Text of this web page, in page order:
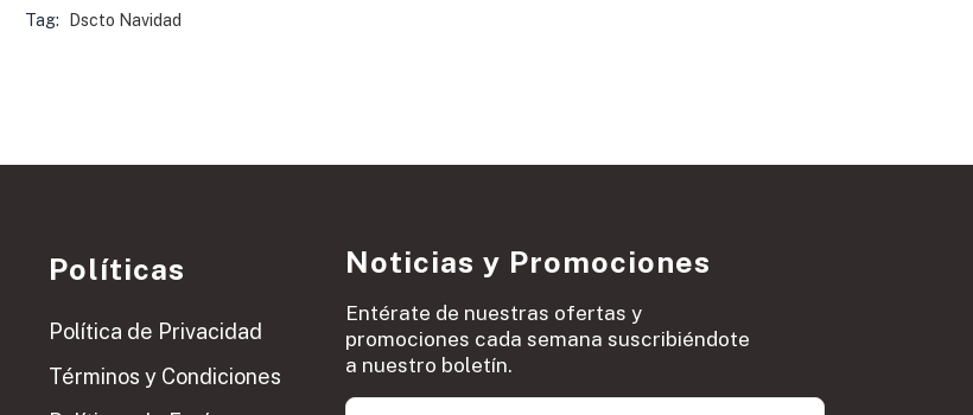
Tag:
Dscto Navidad
Políticas
Política de Privacidad
Términos y Condiciones
Noticias y Promociones
Entérate de nuestras ofertas y
promociones cada semana suscribiéndote
a nuestro boletín.